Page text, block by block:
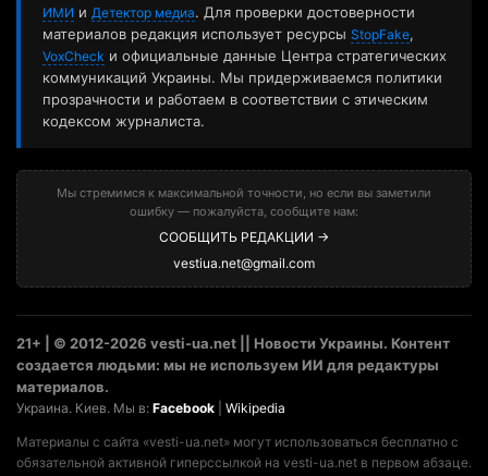
ИМИ и Детектор медиа. Для проверки достоверности
материалов редакция использует ресурсы StopFake,
VoxCheck и официальные данные Центра стратегических
коммуникаций Украины. Мы придерживаемся политики
прозрачности и работаем в соответствии с этическим
кодексом журналиста.
Мы стремимся к максимальной точности, но если вы заметили
ошибку — пожалуйста, сообщите нам:
СООБЩИТЬ РЕДАКЦИИ →
vestiua.net@gmail.com
21+ | © 2012-2026 vesti-ua.net || Новости Украины. Контент
создается людьми: мы не используем ИИ для редактуры
материалов.
Украина. Киев. Мы в: Facebook Wikipedia
Материалы с сайта «vesti-ua.net» могут использоваться бесплатно с
обязательной активной гиперссылкой на vesti-ua.net в первом абзаце.